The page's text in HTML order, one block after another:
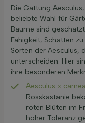
Die Gattung
beliebte Wahl für
Bäume sind
Fähigkeit, Schatten
Sorten der Aesculus,
unterscheiden. Hier
ihre besonderen
Aesculus x carnea
Rosskastanie
roten Blüten im
hoher Toleranz